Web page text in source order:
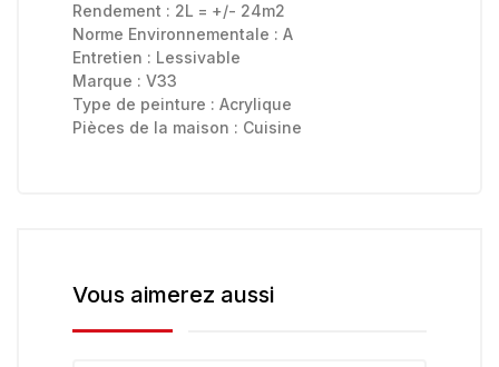
Rendement : 2L = +/- 24m2
Norme Environnementale : A
Entretien : Lessivable
Marque : V33
Type de peinture : Acrylique
Pièces de la maison : Cuisine
Vous aimerez aussi